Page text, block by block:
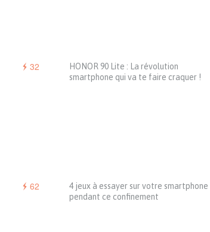
32
HONOR 90 Lite : La révolution
smartphone qui va te faire craquer !
62
4 jeux à essayer sur votre smartphone
pendant ce confinement